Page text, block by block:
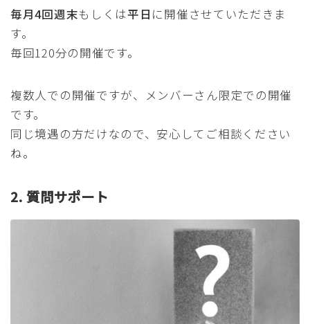
毎月4回週末もしくは平日 に開催させていただきま
す。
毎回120分の開催です。
複数人での開催ですが、メンバーさん限定での開催
です。
同じ境遇の方だけなので、安心してご相談ください
ね。
2. 質問サポート